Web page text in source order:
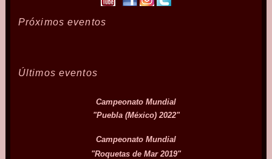
Próximos eventos
Últimos eventos
Campeonato Mundial
"Puebla (México) 2022"
Campeonato Mundial
"Roquetas de Mar 2019"